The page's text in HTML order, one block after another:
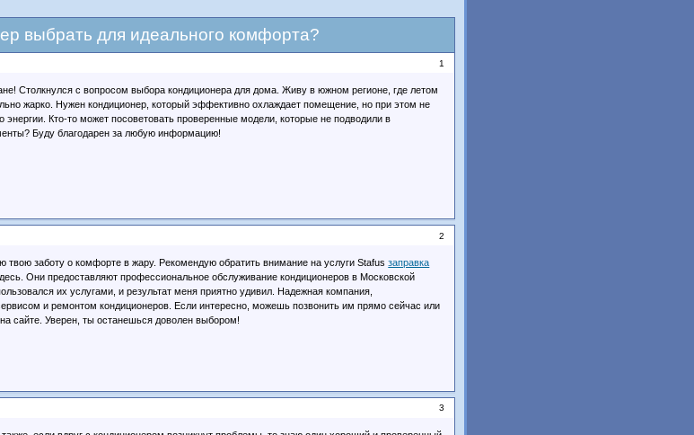
выбрать для идеального комфорта?
1
Столкнулся с вопросом выбора кондиционера для дома. Живу в южном регионе, где летом
жарко. Нужен кондиционер, который эффективно охлаждает помещение, но при этом не
энергии. Кто-то может посоветовать проверенные модели, которые не подводили в
Буду благодарен за любую информацию!
2
твою заботу о комфорте в жару. Рекомендую обратить внимание на услуги Stafusзаправка
Они предоставляют профессиональное обслуживание кондиционеров в Московской
их услугами, и результат меня приятно удивил. Надежная компания,
и ремонтом кондиционеров. Если интересно, можешь позвонить им прямо сейчас или
на сайте. Уверен, ты останешься доволен выбором!
3